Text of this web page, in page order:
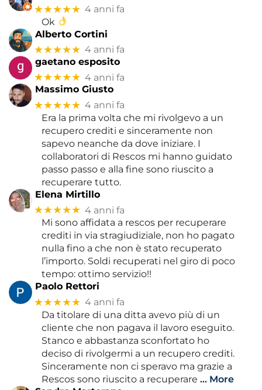
★★★★★ 4 anni fa
Ok
Alberto Cortini
★★★★★ 4 anni fa
gaetano esposito
★★★★★ 4 anni fa
Massimo Giusto
★★★★★ 4 anni fa
Era la prima volta che mi rivolgevo a un
recupero crediti e sinceramente non
sapevo neanche da dove iniziare. I
collaboratori di Rescos mi hanno guidato
passo passo e alla fine sono riuscito a
recuperare tutto.
Elena Mirtillo
★★★★★ 4 anni fa
Mi sono affidata a rescos per recuperare
crediti in via stragiudiziale, non ho pagato
nulla fino a che non è stato recuperato
l’importo. Soldi recuperati nel giro di poco
tempo: ottimo servizio!!
Paolo Rettori
★★★★★ 4 anni fa
Da titolare di una ditta avevo più di un
cliente che non pagava il lavoro eseguito.
Stanco e abbastanza sconfortato ho
deciso di rivolgermi a un recupero crediti.
Sinceramente non ci speravo ma grazie a
Rescos sono riuscito a recuperare … More